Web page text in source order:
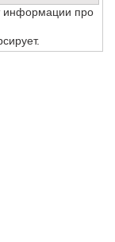
информации про